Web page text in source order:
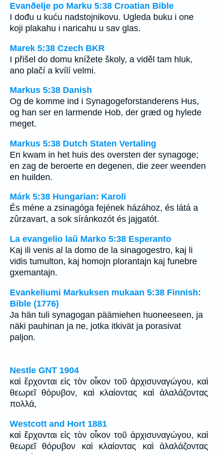
Evanðelje po Marku 5:38 Croatian Bible
I dođu u kuću nadstojnikovu. Ugleda buku i one
koji plakahu i naricahu u sav glas.
Marek 5:38 Czech BKR
I přišel do domu knížete školy, a viděl tam hluk,
ano plačí a kvílí velmi.
Markus 5:38 Danish
Og de komme ind i Synagogeforstanderens Hus,
og han ser en larmende Hob, der græd og hylede
meget.
Markus 5:38 Dutch Staten Vertaling
En kwam in het huis des oversten der synagoge;
en zag de beroerte en degenen, die zeer weenden
en huilden.
Márk 5:38 Hungarian: Karoli
És méne a zsinagóga fejének házához, és látá a
zûrzavart, a sok síránkozót és jajgatót.
La evangelio laŭ Marko 5:38 Esperanto
Kaj ili venis al la domo de la sinagogestro, kaj li
vidis tumulton, kaj homojn plorantajn kaj funebre
gxemantajn.
Evankeliumi Markuksen mukaan 5:38 Finnish:
Bible (1776)
Ja hän tuli synagogan päämiehen huoneeseen, ja
näki pauhinan ja ne, jotka itkivät ja porasivat
paljon.
Nestle GNT 1904
καὶ ἔρχονται εἰς τὸν οἶκον τοῦ ἀρχισυναγώγου, καὶ
θεωρεῖ θόρυβον, καὶ κλαίοντας καὶ ἀλαλάζοντας
πολλά,
Westcott and Hort 1881
καὶ ἔρχονται εἰς τὸν οἶκον τοῦ ἀρχισυναγώγου, καὶ
θεωρεῖ θόρυβον καὶ κλαίοντας καὶ ἀλαλάζοντας